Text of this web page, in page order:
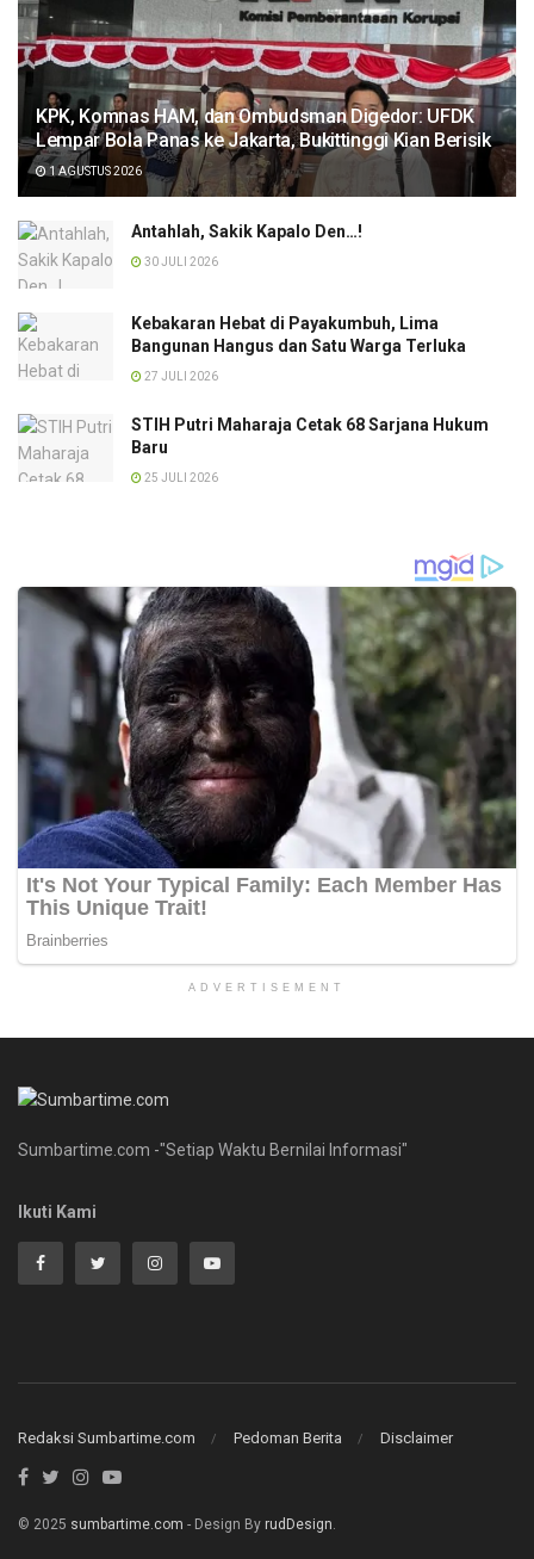
KPK, Komnas HAM, dan Ombudsman Digedor: UFDK
Lempar Bola Panas ke Jakarta, Bukittinggi Kian Berisik
1 AGUSTUS 2026
Antahlah, Sakik Kapalo Den…!
30 JULI 2026
Kebakaran Hebat di Payakumbuh, Lima
Bangunan Hangus dan Satu Warga Terluka
27 JULI 2026
STIH Putri Maharaja Cetak 68 Sarjana Hukum
Baru
25 JULI 2026
ADVERTISEMENT
Sumbartime.com -"Setiap Waktu Bernilai Informasi"
Ikuti Kami
Redaksi Sumbartime.com Pedoman Berita Disclaimer
© 2025 sumbartime.com - Design By rudDesign